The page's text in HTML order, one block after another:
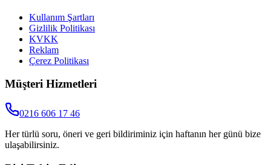
Kullanım Şartları
Gizlilik Politikası
KVKK
Reklam
Çerez Politikası
Müşteri Hizmetleri
0216 606 17 46
Her türlü soru, öneri ve geri bildiriminiz için haftanın her günü bize
ulaşabilirsiniz.